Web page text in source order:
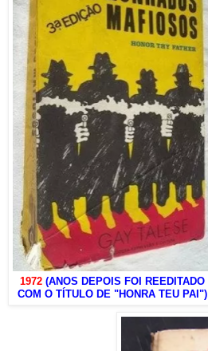
1972 (ANOS DEPOIS FOI REEDITADO
COM O TÍTULO DE "HONRA TEU PAI")